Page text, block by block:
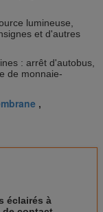
lumineuse,
et d'autres
: arrêt d'autobus,
de monnaie-
,
éclairés à